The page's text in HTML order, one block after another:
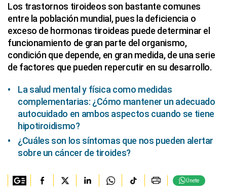
Los trastornos tiroideos son bastante comunes
entre la población mundial, pues la deficiencia o
exceso de hormonas tiroideas puede determinar el
funcionamiento de gran parte del organismo,
condición que depende, en gran medida, de una serie
de factores que pueden repercutir en su desarrollo.
La salud mental y física como medidas
complementarias: ¿Cómo mantener un adecuado
autocuidado en ambos aspectos cuando se tiene
hipotiroidismo?
¿Cuáles son los síntomas que nos pueden alertar
sobre un cáncer de tiroides?
Únete